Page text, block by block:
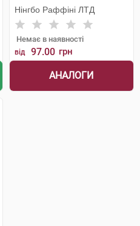
Нінгбо Раффіні ЛТД
Немає в наявності
від 97.00 грн
АНАЛОГИ